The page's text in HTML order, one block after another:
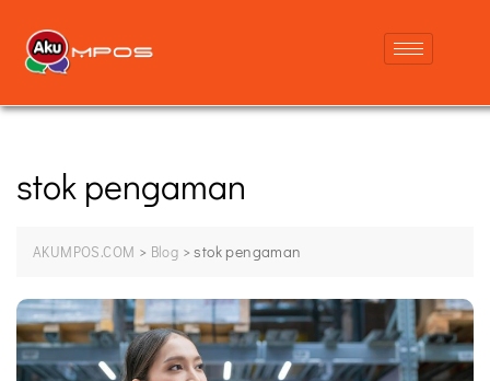
stok pengaman
AKUMPOS.COM > Blog >stok pengaman